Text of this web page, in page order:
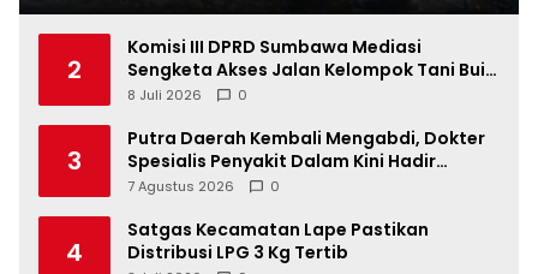
2
Komisi III DPRD Sumbawa Mediasi
Sengketa Akses Jalan Kelompok Tani Buin
Dua
8 Juli 2026 0
3
Putra Daerah Kembali Mengabdi, Dokter
Spesialis Penyakit Dalam Kini Hadir
Melayani Masyarakat Sumbawa
7 Agustus 2026 0
4
Satgas Kecamatan Lape Pastikan
Distribusi LPG 3 Kg Tertib